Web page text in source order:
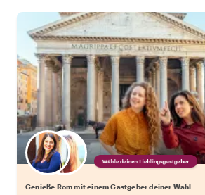
Wähle deinen Lieblingsgastgeber
Genieße Rom mit einem Gastgeber deiner Wahl